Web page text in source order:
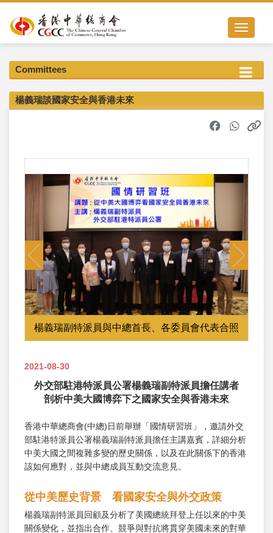
Toggle
Committees
楊義瑞談國家安全與香港未來
楊義瑞副特派員與中總首長、各委員會代表合照
Previous Next
2021-08-30
外交部駐港特派員公署楊義瑞副特派員擔任講者
剖析中美大國博弈下之國家安全與香港未來
香港中華總商會(中總)日前舉辦「國情研習班」，邀請外交
部駐港特派員公署楊義瑞副特派員擔任主講嘉賓，詳細分析
中美大國之間複雜多變的歷史關係，以及在此關係下的香港
該如何應對，並與中總成員互動交流意見。
從中美歷史背景 看國家安全與外交政策
楊義瑞副特派員回顧及分析了美國總統拜登上任以來的中美
關係變化，並指出合作、競爭與對抗將貫穿美國未來的對華